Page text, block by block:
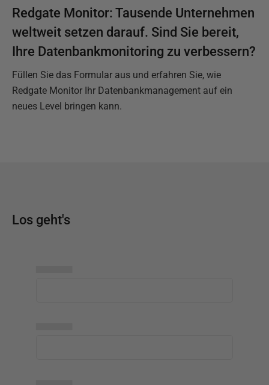
Redgate Monitor: Tausende Unternehmen
weltweit setzen darauf. Sind Sie bereit,
Ihre Datenbankmonitoring zu verbessern?
Füllen Sie das Formular aus und erfahren Sie, wie
Redgate Monitor Ihr Datenbankmanagement auf ein
neues Level bringen kann.
Los geht's